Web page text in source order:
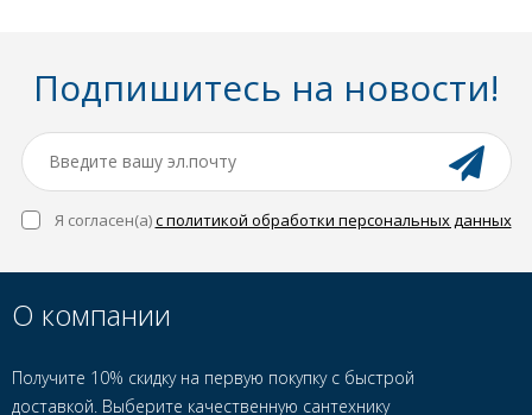
Подпишитесь на новости!
Я согласен(a)с политикой обработки персональных данных
О компании
Получите 10% скидку на первую покупку с быстрой
доставкой. Выберите качественную сантехнику